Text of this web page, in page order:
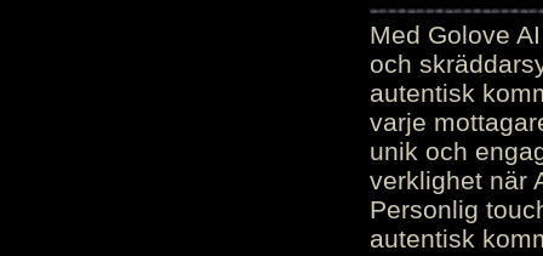
Med Golove
och
autentisk
varje
unik och
verklighet när
Personlig
autentisk